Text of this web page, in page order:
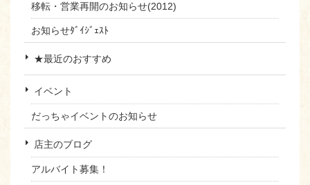
移転・営業再開のお知らせ(2012)
お知らせﾀﾞｲｼﾞｪｽﾄ
★最近のおすすめ
イベント
だっちゃイベントのお知らせ
店主のブログ
アルバイト募集！